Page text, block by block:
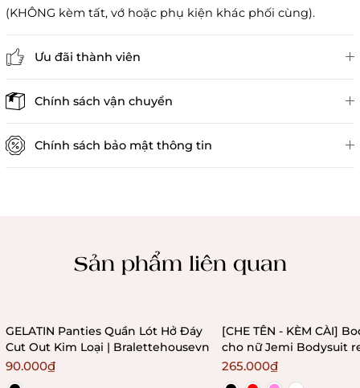
(KHÔNG kèm tất, vớ hoặc phụ kiện khác phối cùng).
Ưu đãi thành viên
Chính sách vận chuyển
Chính sách bảo mật thông tin
Sản phẩm liên quan
GELATIN Panties Quần Lót Hở Đáy
Cut Out Kim Loại | Bralettehousevn
90.000₫
[CHE TÊN - KÈM CÀI]
cho nữ Jemi Bodysuit
không gọng không
Bralettehousevn
265.000₫